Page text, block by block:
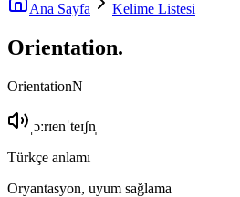
Ana Sayfa Kelime Listesi
Orientation.
OrientationN
ˌɔːrɪenˈteɪʃn̩
Türkçe anlamı
Oryantasyon, uyum sağlama